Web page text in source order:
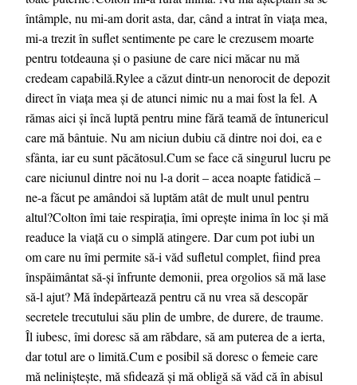
întâmple, nu mi-am dorit asta, dar, când a intrat în viața mea,
mi-a trezit în suflet sentimente pe care le crezusem moarte
pentru totdeauna și o pasiune de care nici măcar nu mă
credeam capabilă.Rylee a căzut dintr-un nenorocit de depozit
direct în viața mea și de atunci nimic nu a mai fost la fel. A
rămas aici și încă luptă pentru mine fără teamă de întunericul
care mă bântuie. Nu am niciun dubiu că dintre noi doi, ea e
sfânta, iar eu sunt păcătosul.Cum se face că singurul lucru pe
care niciunul dintre noi nu l-a dorit – acea noapte fatidică –
ne-a făcut pe amândoi să luptăm atât de mult unul pentru
altul?Colton îmi taie respirația, îmi oprește inima în loc și mă
readuce la viață cu o simplă atingere. Dar cum pot iubi un
om care nu îmi permite să-i văd sufletul complet, fiind prea
înspăimântat să-și înfrunte demonii, prea orgolios să mă lase
să-l ajut? Mă îndepărtează pentru că nu vrea să descopăr
secretele trecutului său plin de umbre, de durere, de traume.
Îl iubesc, îmi doresc să am răbdare, să am puterea de a ierta,
dar totul are o limită.Cum e posibil să doresc o femeie care
mă neliniștește, mă sfidează și mă obligă să văd că în abisul